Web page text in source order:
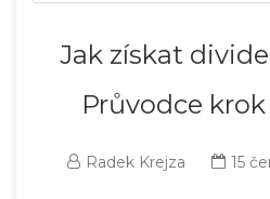
Jak získat
Průvodce
Radek Krejza 15